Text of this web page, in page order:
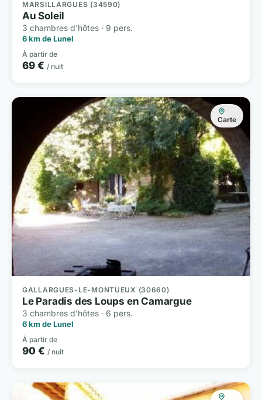
MARSILLARGUES (34590)
Au Soleil
3 chambres d'hôtes · 9 pers.
6 km de Lunel
À partir de
69 € / nuit
Carte
GALLARGUES-LE-MONTUEUX (30660)
Le Paradis des Loups en Camargue
3 chambres d'hôtes · 6 pers.
6 km de Lunel
À partir de
90 € / nuit